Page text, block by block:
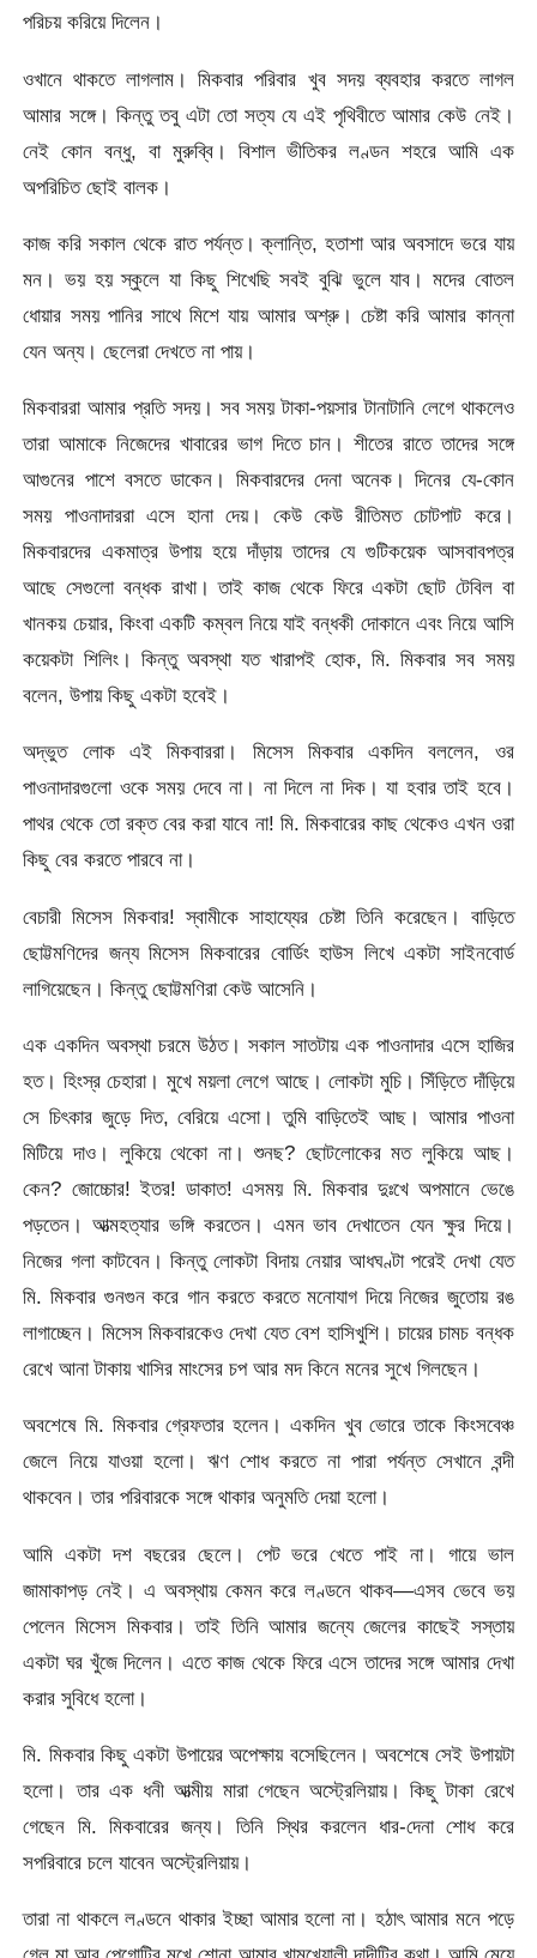
পরিচয় করিয়ে দিলেন।
ওখানে থাকতে লাগলাম। মিকবার পরিবার খুব সদয় ব্যবহার করতে লাগল
আমার সঙ্গে। কিন্তু তবু এটা তো সত্য যে এই পৃথিবীতে আমার কেউ নেই।
নেই কোন বন্ধু, বা মুরুব্বি। বিশাল ভীতিকর লণ্ডন শহরে আমি এক
অপরিচিত ছোই বালক।
কাজ করি সকাল থেকে রাত পর্যন্ত। ক্লান্তি, হতাশা আর অবসাদে ভরে যায়
মন। ভয় হয় স্কুলে যা কিছু শিখেছি সবই বুঝি ভুলে যাব। মদের বোতল
ধােয়ার সময় পানির সাথে মিশে যায় আমার অশ্রু। চেষ্টা করি আমার কান্না
যেন অন্য। ছেলেরা দেখতে না পায়।
মিকবাররা আমার প্রতি সদয়। সব সময় টাকা-পয়সার টানাটানি লেগে থাকলেও
তারা আমাকে নিজেদের খাবারের ভাগ দিতে চান। শীতের রাতে তাদের সঙ্গে
আগুনের পাশে বসতে ডাকেন। মিকবারদের দেনা অনেক। দিনের যে-কোন
সময় পাওনাদাররা এসে হানা দেয়। কেউ কেউ রীতিমত চোটপাট করে।
মিকবারদের একমাত্র উপায় হয়ে দাঁড়ায় তাদের যে গুটিকয়েক আসবাবপত্র
আছে সেগুলো বন্ধক রাখা। তাই কাজ থেকে ফিরে একটা ছোট টেবিল বা
খানকয় চেয়ার, কিংবা একটি কম্বল নিয়ে যাই বন্ধকী দোকানে এবং নিয়ে আসি
কয়েকটা শিলিং। কিন্তু অবস্থা যত খারাপই হোক, মি. মিকবার সব সময়
বলেন, উপায় কিছু একটা হবেই।
অদ্ভুত লোক এই মিকবাররা। মিসেস মিকবার একদিন বললেন, ওর
পাওনাদারগুলো ওকে সময় দেবে না। না দিলে না দিক। যা হবার তাই হবে।
পাথর থেকে তো রক্ত বের করা যাবে না! মি. মিকবারের কাছ থেকেও এখন ওরা
কিছু বের করতে পারবে না।
বেচারী মিসেস মিকবার! স্বামীকে সাহায্যের চেষ্টা তিনি করেছেন। বাড়িতে
ছোট্টমণিদের জন্য মিসেস মিকবারের বোর্ডিং হাউস লিখে একটা সাইনবোর্ড
লাগিয়েছেন। কিন্তু ছোট্টমণিরা কেউ আসেনি।
এক একদিন অবস্থা চরমে উঠত। সকাল সাতটায় এক পাওনাদার এসে হাজির
হত। হিংস্র চেহারা। মুখে ময়লা লেগে আছে। লোকটা মুচি। সিঁড়িতে দাঁড়িয়ে
সে চিৎকার জুড়ে দিত, বেরিয়ে এসো। তুমি বাড়িতেই আছ। আমার পাওনা
মিটিয়ে দাও। লুকিয়ে থেকো না। শুনছ? ছোটলোকের মত লুকিয়ে আছ।
কেন? জোচ্চোর! ইতর! ডাকাত! এসময় মি. মিকবার দুঃখে অপমানে ভেঙে
পড়তেন। আত্মহত্যার ভঙ্গি করতেন। এমন ভাব দেখাতেন যেন ক্ষুর দিয়ে।
নিজের গলা কাটবেন। কিন্তু লোকটা বিদায় নেয়ার আধঘণ্টা পরেই দেখা যেত
মি. মিকবার গুনগুন করে গান করতে করতে মনোযাগ দিয়ে নিজের জুতোয় রঙ
লাগাচ্ছেন। মিসেস মিকবারকেও দেখা যেত বেশ হাসিখুশি। চায়ের চামচ বন্ধক
রেখে আনা টাকায় খাসির মাংসের চপ আর মদ কিনে মনের সুখে গিলছেন।
অবশেষে মি. মিকবার গ্রেফতার হলেন। একদিন খুব ভোরে তাকে কিংসবেঞ্চ
জেলে নিয়ে যাওয়া হলো। ঋণ শোধ করতে না পারা পর্যন্ত সেখানে বন্দী
থাকবেন। তার পরিবারকে সঙ্গে থাকার অনুমতি দেয়া হলো।
আমি একটা দশ বছরের ছেলে। পেট ভরে খেতে পাই না। গায়ে ভাল
জামাকাপড় নেই। এ অবস্থায় কেমন করে লণ্ডনে থাকব—এসব ভেবে ভয়
পেলেন মিসেস মিকবার। তাই তিনি আমার জন্যে জেলের কাছেই সস্তায়
একটা ঘর খুঁজে দিলেন। এতে কাজ থেকে ফিরে এসে তাদের সঙ্গে আমার দেখা
করার সুবিধে হলো।
মি. মিকবার কিছু একটা উপায়ের অপেক্ষায় বসেছিলেন। অবশেষে সেই উপায়টা
হলো। তার এক ধনী আত্মীয় মারা গেছেন অস্ট্রেলিয়ায়। কিছু টাকা রেখে
গেছেন মি. মিকবারের জন্য। তিনি স্থির করলেন ধার-দেনা শোধ করে
সপরিবারে চলে যাবেন অস্ট্রেলিয়ায়।
তারা না থাকলে লণ্ডনে থাকার ইচ্ছা আমার হলো না। হঠাৎ আমার মনে পড়ে